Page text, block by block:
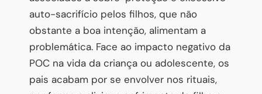
auto-sacrifício pelos filhos, que não
obstante a boa intenção, alimentam a
problemática. Face ao impacto negativo da
POC na vida da criança ou adolescente, os
pais acabam por se envolver nos rituais,